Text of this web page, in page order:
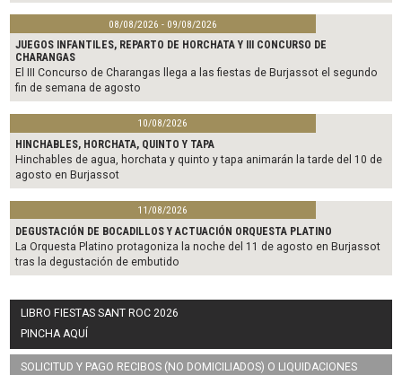
08/08/2026 - 09/08/2026
JUEGOS INFANTILES, REPARTO DE HORCHATA Y III CONCURSO DE
CHARANGAS
El III Concurso de Charangas llega a las fiestas de Burjassot el segundo
fin de semana de agosto
10/08/2026
HINCHABLES, HORCHATA, QUINTO Y TAPA
Hinchables de agua, horchata y quinto y tapa animarán la tarde del 10 de
agosto en Burjassot
11/08/2026
DEGUSTACIÓN DE BOCADILLOS Y ACTUACIÓN ORQUESTA PLATINO
La Orquesta Platino protagoniza la noche del 11 de agosto en Burjassot
tras la degustación de embutido
LIBRO FIESTAS SANT ROC 2026
PINCHA AQUÍ
SOLICITUD Y PAGO RECIBOS (NO DOMICILIADOS) O LIQUIDACIONES